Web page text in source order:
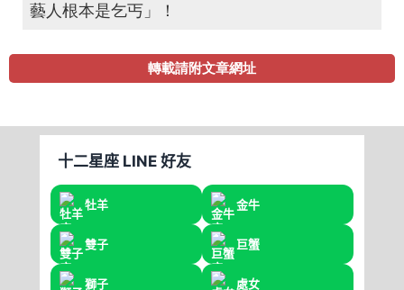
藝人根本是乞丐」！
轉載請附文章網址